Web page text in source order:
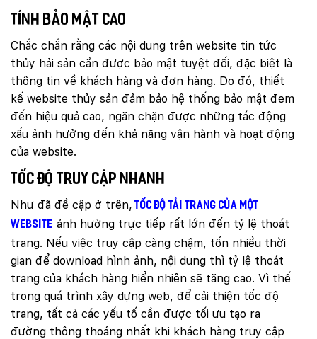
Tính bảo mật cao
Chắc chắn rằng các nội dung trên website tin tức
thủy hải sản cần được bảo mật tuyệt đối, đặc biệt là
thông tin về khách hàng và đơn hàng. Do đó, thiết
kế website thủy sản đảm bảo hệ thống bảo mật đem
đến hiệu quả cao, ngăn chặn được những tác động
xấu ảnh hưởng đến khả năng vận hành và hoạt động
của website.
Tốc độ truy cập nhanh
Như đã đề cập ở trên, tốc độ tải trang của một
website ảnh hưởng trực tiếp rất lớn đến tỷ lệ thoát
trang. Nếu việc truy cập càng chậm, tốn nhiều thời
gian để download hình ảnh, nội dung thì tỷ lệ thoát
trang của khách hàng hiển nhiên sẽ tăng cao. Vì thế
trong quá trình xây dựng web, để cải thiện tốc độ
trang, tất cả các yếu tố cần được tối ưu tạo ra
đường thông thoáng nhất khi khách hàng truy cập